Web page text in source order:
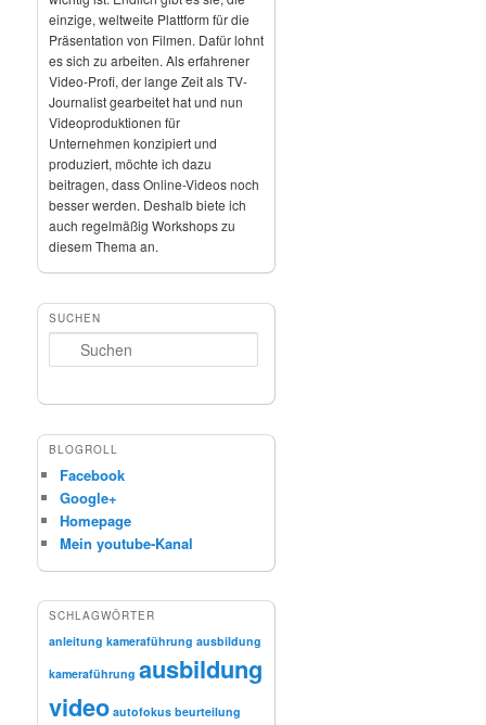
einzige, weltweite Plattform für die
Präsentation von Filmen. Dafür lohnt
es sich zu arbeiten. Als erfahrener
Video-Profi, der lange Zeit als TV-
Journalist gearbeitet hat und nun
Videoproduktionen für
Unternehmen konzipiert und
produziert, möchte ich dazu
beitragen, dass Online-Videos noch
besser werden. Deshalb biete ich
auch regelmäßig Workshops zu
diesem Thema an.
SUCHEN
Suchen
BLOGROLL
Facebook
Google+
Homepage
Mein youtube-Kanal
SCHLAGWÖRTER
anleitung kameraführung ausbildung
kameraführung ausbildung
video autofokus beurteilung